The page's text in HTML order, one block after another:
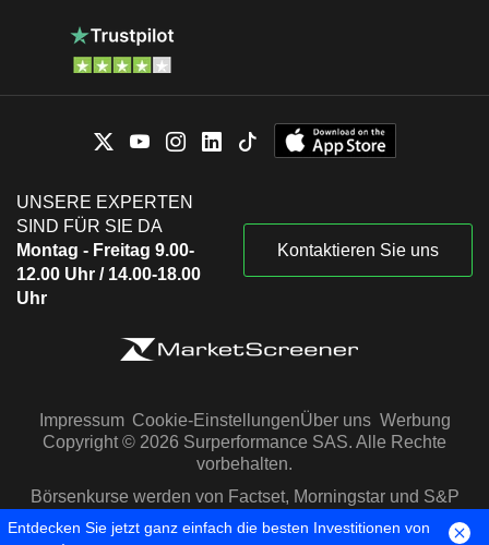
UNSERE EXPERTEN
SIND FÜR SIE DA
Montag - Freitag 9.00-
12.00 Uhr / 14.00-18.00
Uhr
Kontaktieren Sie uns
Impressum Cookie-EinstellungenÜber uns Werbung
Copyright © 2026 Surperformance SAS. Alle Rechte
vorbehalten.
Börsenkurse werden von Factset, Morningstar und S&P
Capital IQ zur Verfügung gestellt
Entdecken Sie jetzt ganz einfach die besten Investitionen von